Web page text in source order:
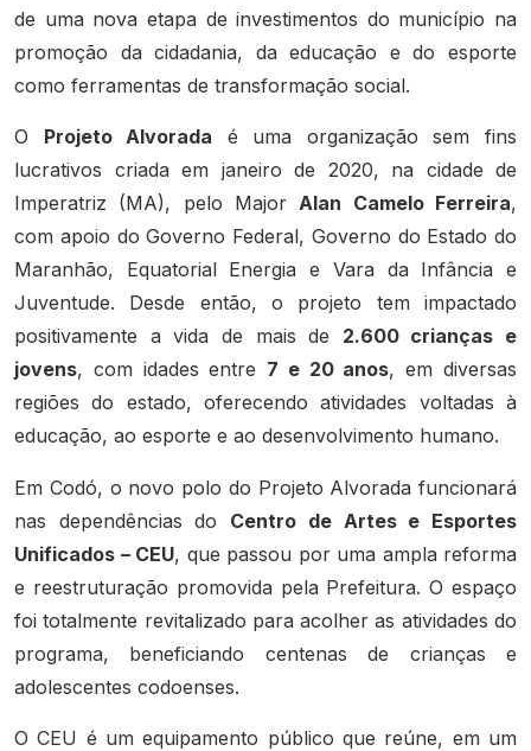
de uma nova etapa de investimentos do município na
promoção da cidadania, da educação e do esporte
como ferramentas de transformação social.
O Projeto Alvorada é uma organização sem fins
lucrativos criada em janeiro de 2020, na cidade de
Imperatriz (MA), pelo MajorAlan Camelo Ferreira,
com apoio do Governo Federal, Governo do Estado do
Maranhão, Equatorial Energia e Vara da Infância e
Juventude. Desde então, o projeto tem impactado
positivamente a vida de mais de 2.600 crianças e
jovens, com idades entre 7 e 20 anos, em diversas
regiões do estado, oferecendo atividades voltadas à
educação, ao esporte e ao desenvolvimento humano.
Em Codó, o novo polo do Projeto Alvorada funcionará
nas dependências do Centro de Artes e Esportes
Unificados – CEU, que passou por uma ampla reforma
e reestruturação promovida pela Prefeitura. O espaço
foi totalmente revitalizado para acolher as atividades do
programa, beneficiando centenas de crianças e
adolescentes codoenses.
O CEU é um equipamento público que reúne, em um